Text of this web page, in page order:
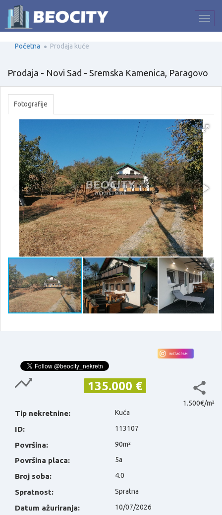
Početna Prodaja kuće
Prodaja - Novi Sad - Sremska Kamenica, Paragovo
Fotografije
135.000 €
1.500€/m²
Tip nekretnine: Kuća
ID: 113107
Površina: 90m²
Površina placa: 5a
Broj soba: 4.0
Spratnost: Spratna
Datum ažuriranja: 10/07/2026